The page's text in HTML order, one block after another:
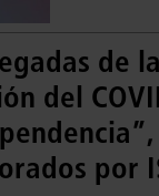
de la
del
por